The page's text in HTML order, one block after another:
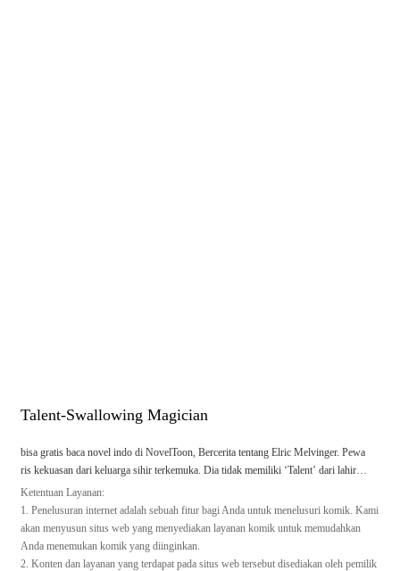
Talent-Swallowing Magician
bisa gratis baca novel indo di NovelToon, Bercerita tentang Elric Melvinger. Pewa
ris kekuasan dari keluarga sihir terkemuka. Dia tidak memiliki ‘Talent’ dari lahir, s
ebagai akibatnya dia tidak bisa mempelajari ilmu sihir. namun, dia mendapatkan ‘B
lessing’ dari leluhurnya! [Telan Demon] [Telan Demon] [Minum darah Demon] [
Akan aku Kumpulkan Sebanyak-banyaknya demon dalam diriku, dan mendapatka
n Sihir baru!] Aku akan bertambah kuat. Sangat kuat sampai tidak ada yang mamp
u mengalahkanku.
Ketentuan Layanan:
1. Penelusuran internet adalah sebuah fitur bagi Anda untuk menelusuri komik. Kami
akan menyusun situs web yang menyediakan layanan komik untuk memudahkan
Anda menemukan komik yang diinginkan.
2. Konten dan layanan yang terdapat pada situs web tersebut disediakan oleh pemilik